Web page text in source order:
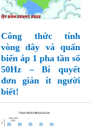
Công thức tính
vòng dây và quấn
biến áp 1 pha tần số
50Hz – Bí quyết
đơn giản ít người
biết!